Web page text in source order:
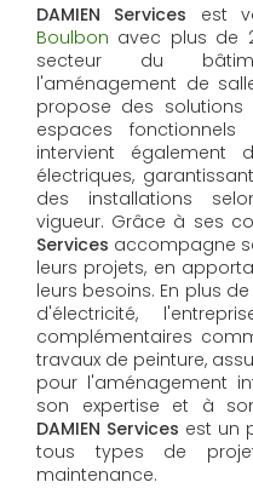
DAMIEN Services est
Boulbon avec plus de
secteur du
l'aménagement de
propose des
espaces fonctionnels
intervient également
électriques,
des installations
vigueur. Grâce à ses
Services accompagne
leurs projets, en
leurs besoins. En plus
d'électricité,
complémentaires
travaux de peinture,
pour l'aménagement
son expertise et à
DAMIEN Services​​​​​​​ est un
tous types de
maintenance.